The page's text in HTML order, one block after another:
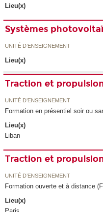
Lieu(x)
Systèmes
UNITÉ D’ENSEIGNEMENT
Lieu(x)
Traction et
UNITÉ D’ENSEIGNEMENT
Formation en présentiel soir ou
Lieu(x)
Liban
Traction et
UNITÉ D’ENSEIGNEMENT
Formation ouverte et à distance
Lieu(x)